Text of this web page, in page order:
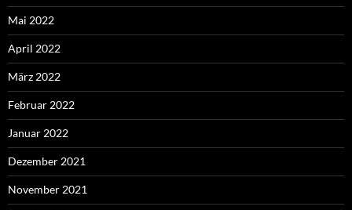
Mai 2022
April 2022
März 2022
Februar 2022
Januar 2022
Dezember 2021
November 2021